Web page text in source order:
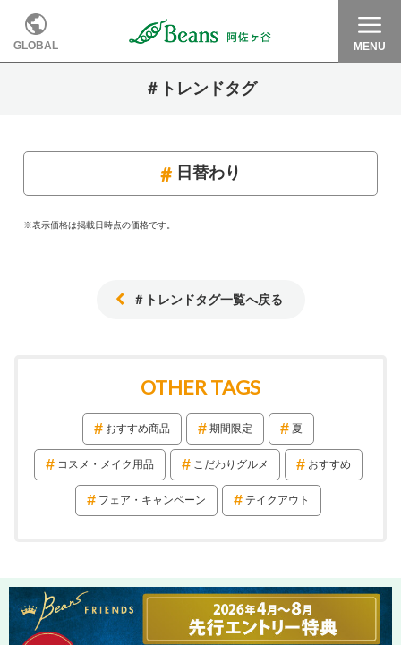
GLOBAL MENU
＃トレンドタグ
日替わり
※表示価格は掲載日時点の価格です。
＃トレンドタグ一覧へ戻る
OTHER TAGS
おすすめ商品 期間限定 夏
コスメ・メイク用品 こだわりグルメ おすすめ
フェア・キャンペーン テイクアウト